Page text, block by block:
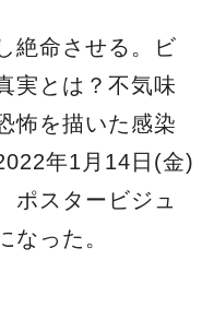
絶命させる。ビ
実とは？不気味
怖を描いた感染
年1月14日(金)
ポスタービジュ
なった。